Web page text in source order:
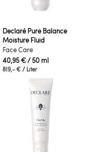
Declaré Pure Balance
Moisture Fluid
Face Care
40,95 €/ 50 ml
819,- € / Liter